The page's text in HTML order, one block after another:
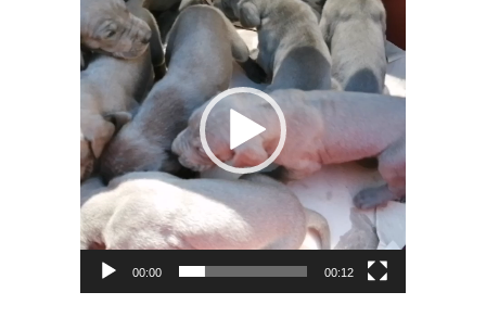
Player
00:00 00:12